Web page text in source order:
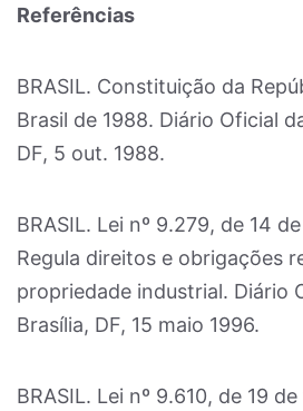
Referências
BRASIL. Constituição da
Brasil de 1988. Diário Oficial
DF, 5 out. 1988.
BRASIL. Lei nº 9.279, de 14
Regula direitos e obrigações
propriedade industrial. Diário
Brasília, DF, 15 maio 1996.
BRASIL. Lei nº 9.610, de 19